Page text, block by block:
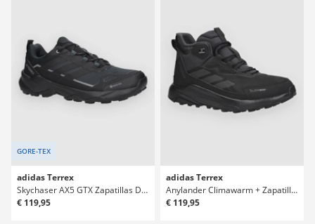
GORE-TEX
adidas Terrex
Skychaser AX5 GTX Zapatillas Deportivas
€ 119,95
adidas Terrex
Anylander Climawarm + Zapatillas Deportivas
€ 119,95